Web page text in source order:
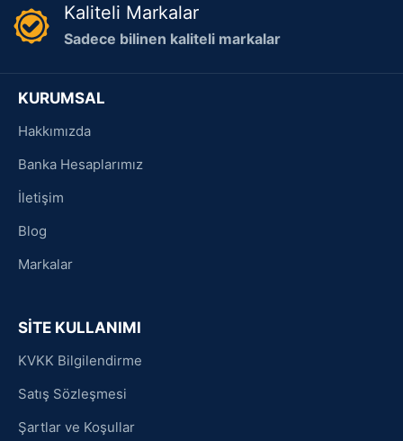
Kaliteli Markalar
Sadece bilinen kaliteli markalar
KURUMSAL
Hakkımızda
Banka Hesaplarımız
İletişim
Blog
Markalar
SİTE KULLANIMI
KVKK Bilgilendirme
Satış Sözleşmesi
Şartlar ve Koşullar